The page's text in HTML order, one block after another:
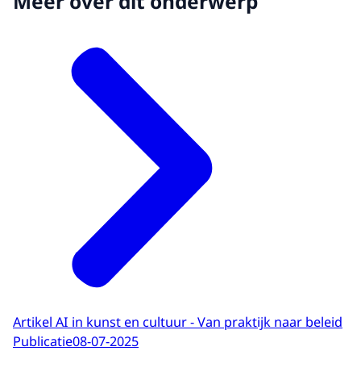
Artikel AI in kunst en cultuur - Van praktijk naar beleid
Publicatie08-07-2025